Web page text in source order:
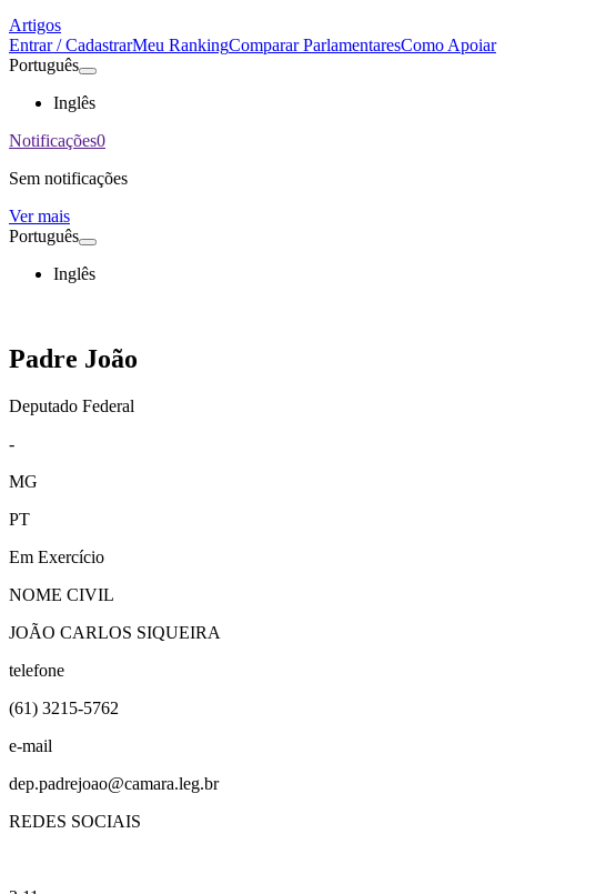
Artigos
Entrar / CadastrarMeu RankingComparar ParlamentaresComo Apoiar
Português
Inglês
Notificações0
Sem notificações
Ver mais
Português
Inglês
Padre João
Deputado Federal
-
MG
PT
Em Exercício
NOME CIVIL
JOÃO CARLOS SIQUEIRA
telefone
(61) 3215-5762
e-mail
dep.padrejoao@camara.leg.br
REDES SOCIAIS